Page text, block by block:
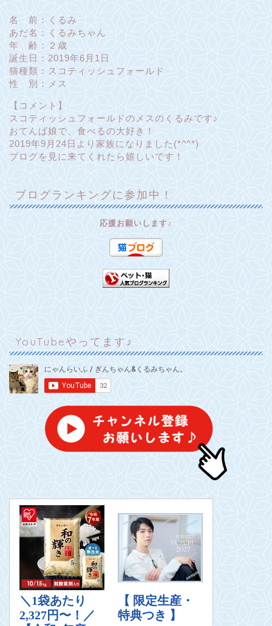
名 前：くるみ
あだ名：くるみちゃん
年 齢：２歳
誕生日：2019年6月1日
猫種類：スコティッシュフォールド
性 別：メス
【コメント】
スコティッシュフォールドのメスのくるみです♪
おてんば娘で、食べるの大好き！
2019年9月24日より家族になりました(*^^*)
ブログを見に来てくれたら嬉しいです！
ブログランキングに参加中！
応援お願いします♪
YouTubeやってます♪